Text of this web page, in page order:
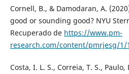
Cornell, B., & Damodaran, A.
good or sounding good? NYU
Recuperado de https://www.pm-
research.com/content/pmrjesg/1/
Costa, I. L. S., Correia, T. S., Paulo,